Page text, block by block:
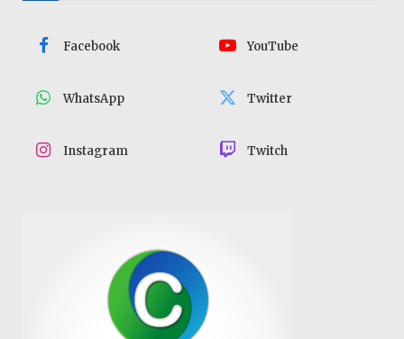
Facebook YouTube
WhatsApp Twitter
Instagram Twitch